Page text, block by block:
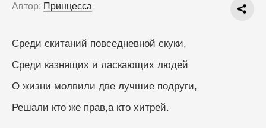
Автор: Принцесса
Среди скитаний повседневной скуки,
Среди казнящих и ласкающих людей
О жизни молвили две лучшие подруги,
Решали кто же прав,а кто хитрей.